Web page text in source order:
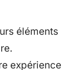
éléments
expérience